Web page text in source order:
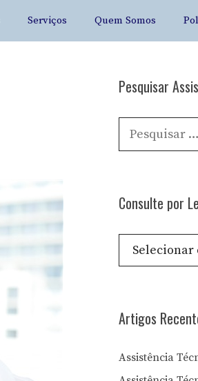
Serviços Quem Somos
Pesquisar
Pesquisar
por:
Consulte por
Consulte
Artigos
Assistência